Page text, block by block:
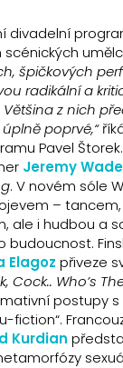
divadelní
špičkových
radikální a
Většina z nich
poprvé,“
Pavel
Jeremy Wade
. V novém sóle
–
ale i hudbou a
budoucnost.
Elagoz přiveze
Cock.. Who’s
postupy
fiction“.
Kurdian